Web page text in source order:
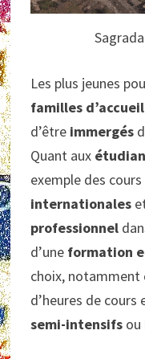
Les plus jeunes
familles d’accueil
d’être immergés
Quant aux
exemple des
internationales
professionnel
d’une formation
choix,
d’heures de
semi-intensifs ou